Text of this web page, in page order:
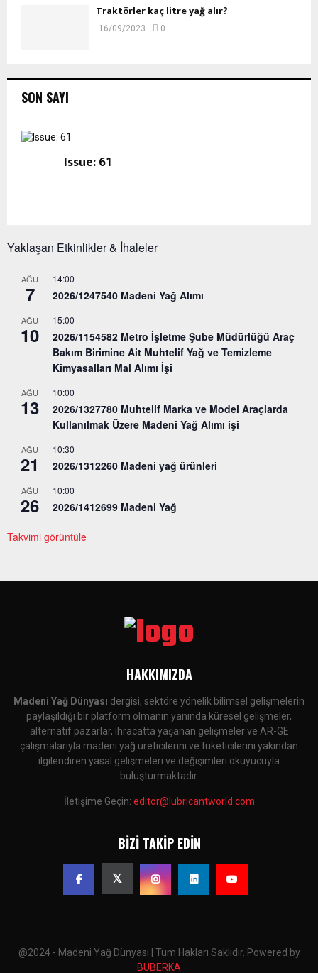
Traktörler kaç litre yağ alır?
16/09/2023 0
SON SAYI
Issue: 61
Yaklaşan Etkinlikler & İhaleler
AĞU
7
14:00
2026/1247540 Madeni Yağ Alımı
AĞU
10
15:00
2026/1154582 Metro İşletme Şube Müdürlüğü Araç
Bakım Birimine Ait Muhtelif Yağ ve Temizleme
Kimyasalları Mal Alımı İşi
AĞU
13
10:00
2026/1327780 Muhtelif Marka ve Model Araçlarda
Kullanılmak Üzere Madeni Yağ Alımı işi
AĞU
21
10:30
2026/1312260 Madeni yağ ürünleri
AĞU
26
10:00
2026/1412699 Madeni Yağ
Takvimi görüntüle
HAKKIMIZDA
Madeni Yağ Dünyası dergisi, sektöre yönelik bilimsel gelişmelerin
paylaşıldığı bir platform olmanın yanında küresel gelişmeler,
alternatif pazarlar, ihracatta yaşanan gelişmeler ve AR-GE
çalışmalarıyla madeni yağ üreticilerini ve tüketicilerini yakından
ilgilendiren yasal gelişmeleri ve değişimleri okuyucuyla
buluşturmaktadır.
İletişime Geçin: editor@lubricantworld.com
BIZI TAKIP EDIN
@2024 - Madeni Yağ Dünyası | Tüm Hakları Saklıdır. Powered by
BUBERKA